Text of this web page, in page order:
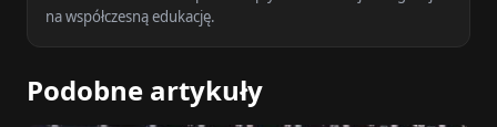
na współczesną edukację.
Podobne artykuły